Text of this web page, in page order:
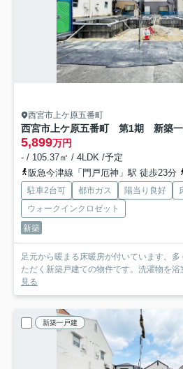
西宮市上ケ原五番町
西宮市上ケ原五番町 第1期 新築一
5,899万円
- / 105.37㎡ / 4LDK /予定
阪急今津線「門戸厄神」駅 徒歩23分
駐車2台可 都市ガス 陽当り良好
ウォークインクロゼット
新築
足元から暖まる床暖房が付いています。
ただく新築戸建ての物件です。洗濯物を
見る
新築一戸建